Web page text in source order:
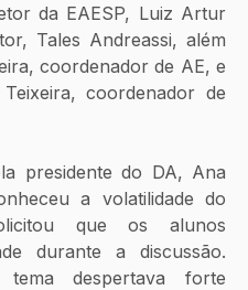
da EAESP, Luiz Artur
Tales Andreassi, além
coordenador de AE, e
coordenador de
presidente do DA, Ana
a volatilidade do
que os alunos
durante a discussão.
despertava forte